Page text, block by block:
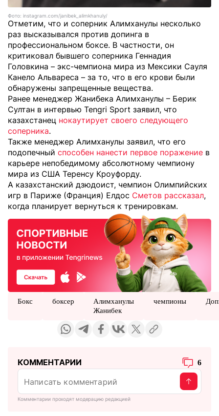
Фото: instagram.com/janibek_alimkhanuly/
Отметим, что и соперник Алимханулы несколько
раз высказывался против допинга в
профессиональном боксе. В частности, он
критиковал бывшего соперника Геннадия
Головкина – экс-чемпиона мира из Мексики Сауля
Канело Альвареса – за то, что в его крови были
обнаружены запрещенные вещества.
Ранее менеджер Жанибека Алимханулы – Берик
Султан в интервью Tengri Sport заявил, что
казахстанец нокаутирует своего следующего
соперника.
Также менеджер Алимханулы заявил, что его
подопечный способен нанести первое поражение в
карьере непобедимому абсолютному чемпиону
мира из США Теренсу Кроуфорду.
А казахстанский дзюдоист, чемпион Олимпийских
игр в Париже (Франция) Елдос Сметов рассказал,
когда планирует вернуться к тренировкам.
Бокс боксер
Алимханулы
Жанибек
чемпионы
КОММЕНТАРИИ 6
Комментарии проходят модерацию редакцией